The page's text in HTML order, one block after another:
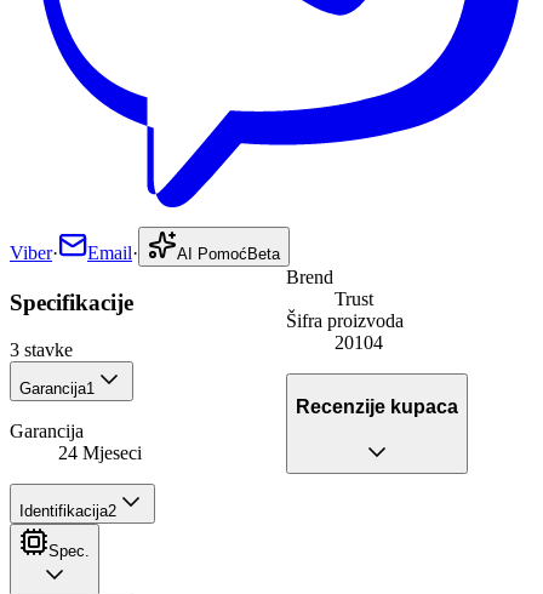
Viber· Email· AI Pomoć Beta
Specifikacije
3 stavke
Garancija1
Garancija
24 Mjeseci
Identifikacija2
Brend
Trust
Šifra proizvoda
20104
Recenzije kupaca
Spec.